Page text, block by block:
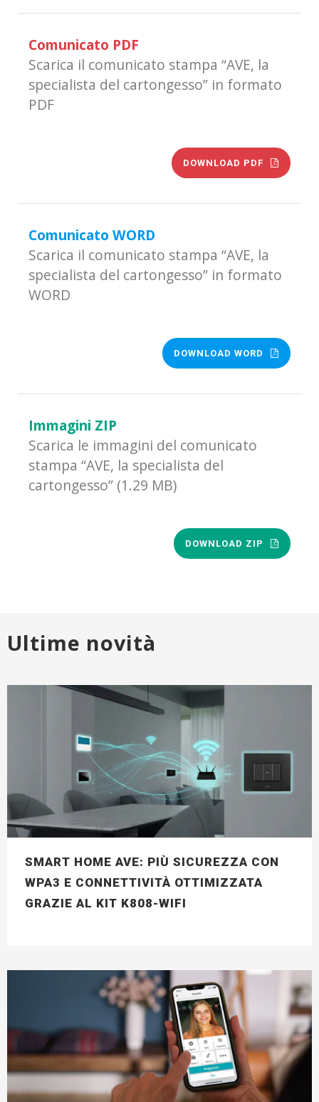
Comunicato PDF
Scarica il comunicato stampa “AVE, la
specialista del cartongesso” in formato
PDF
DOWNLOAD PDF
Comunicato WORD
Scarica il comunicato stampa “AVE, la
specialista del cartongesso” in formato
WORD
DOWNLOAD WORD
Immagini ZIP
Scarica le immagini del comunicato
stampa “AVE, la specialista del
cartongesso” (1.29 MB)
DOWNLOAD ZIP
Ultime novità
SMART HOME AVE: PIÙ SICUREZZA CON
WPA3 E CONNETTIVITÀ OTTIMIZZATA
GRAZIE AL KIT K808-WIFI